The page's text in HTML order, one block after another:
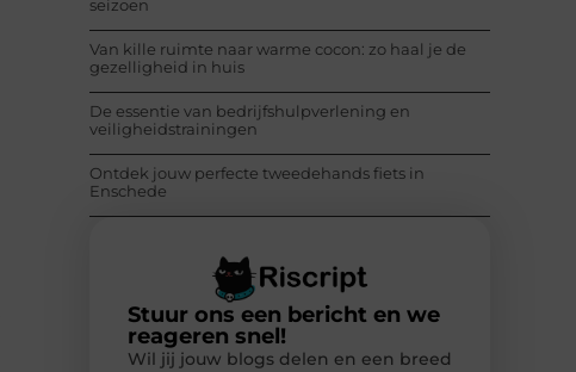
seizoen
Van kille ruimte naar warme cocon: zo haal je de
gezelligheid in huis
De essentie van bedrijfshulpverlening en
veiligheidstrainingen
Ontdek jouw perfecte tweedehands fiets in
Enschede
Stuur ons een bericht en we
reageren snel!
Wil jij jouw blogs delen en een breed